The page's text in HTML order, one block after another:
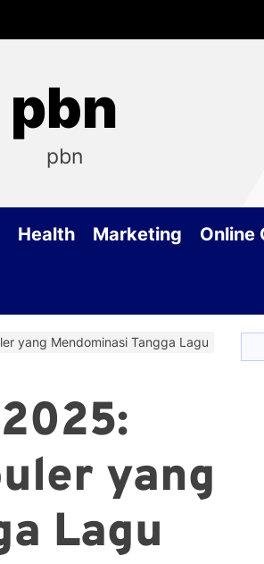
pbn
pbn
Health Marketing Online
yang Mendominasi Tangga Lagu
yang
Lagu